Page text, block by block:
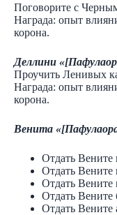
Поговорите с
Награда: опыт
корона.
Деллини
Проучить Ленивых
Награда: опыт
корона.
Венита
Отдать Вените
Отдать Вените
Отдать
Отдать Вените
Отдать Вените